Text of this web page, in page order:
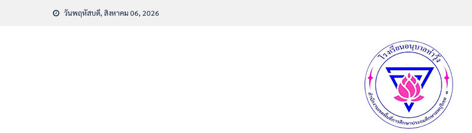
วันพฤหัสบดี, สิงหาคม 06, 2026